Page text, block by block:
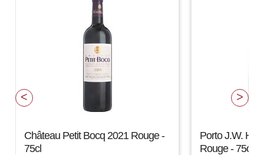
Château Petit Bocq 2021 Rouge -
75cl
Porto J.W.
Rouge - 75cl